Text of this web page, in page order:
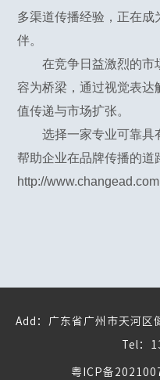
多渠道传播经验，正在成
伴。
在竞争日益激烈的市
容为桥梁，通过视觉表达
值传递与市场扩张。
选择一家专业可靠具
帮助企业在品牌传播的道
http://
Add：广东省广州市天河区
Tel：
粤ICP备